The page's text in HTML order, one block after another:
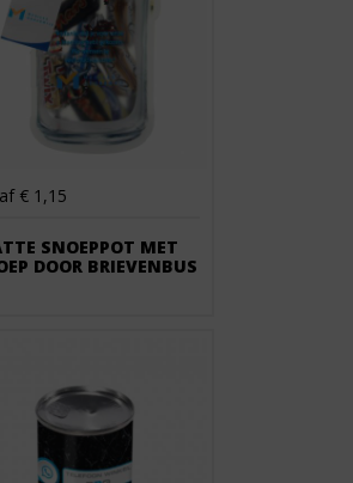
€ 1,15
SNOEPPOT MET
DOOR BRIEVENBUS